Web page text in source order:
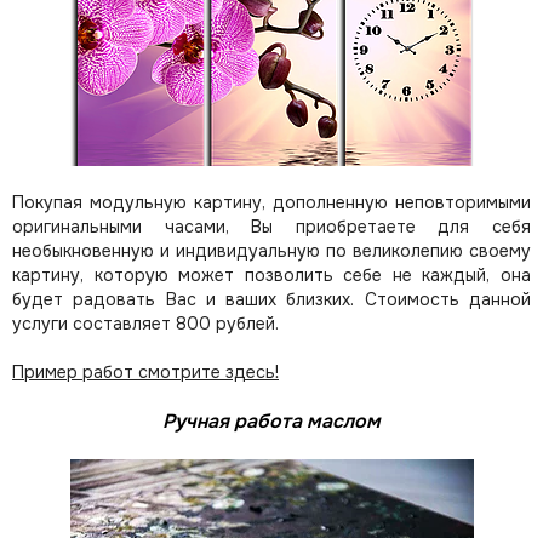
Покупая модульную картину, дополненную неповторимыми
оригинальными часами, Вы приобретаете для себя
необыкновенную и индивидуальную по великолепию своему
картину, которую может позволить себе не каждый, она
будет радовать Вас и ваших близких. Стоимость данной
услуги составляет 800 рублей.
Пример работ смотрите здесь!
Ручная работа маслом